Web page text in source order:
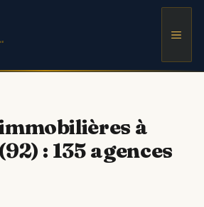
à
: 135 agences